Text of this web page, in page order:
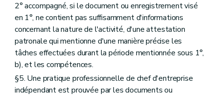
2° accompagné, si le document ou enregistrement visé
en 1°, ne contient pas suffisamment d'informations
concernant la nature de l'activité, d'une attestation
patronale qui mentionne d'une manière précise les
tâches effectuées durant la période mentionnée sous 1°,
b), et les compétences.
§5. Une pratique professionnelle de chef d'entreprise
indépendant est prouvée par les documents ou